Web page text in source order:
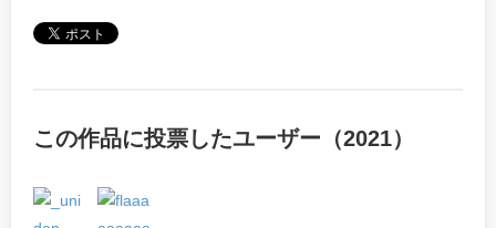
この作品に投票したユーザー（2021）